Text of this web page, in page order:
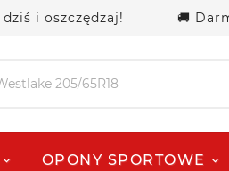
🚚
OPONY SPORTOWE